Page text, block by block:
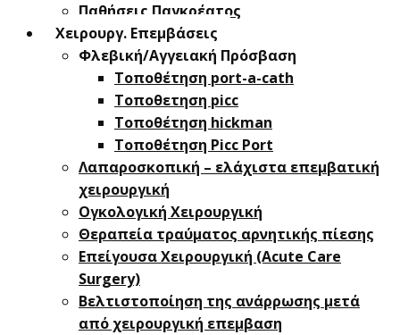
Παθήσεις Παγκρέατος
Χειρουργ. Επεμβάσεις
Φλεβική/Αγγειακή Πρόσβαση
Τοποθέτηση port-a-cath
Τοποθετηση picc
Τοποθέτηση hickman
Τοποθέτηση Picc Port
Λαπαροσκοπική – ελάχιστα επεμβατική
χειρουργική
Oγκολογική Xειρουργική
Θεραπεία τραύματος αρνητικής πίεσης
Επείγουσα Χειρουργική (Acute Care
Surgery)
Βελτιστοποίηση της ανάρρωσης μετά
από χειρουργική επεμβαση